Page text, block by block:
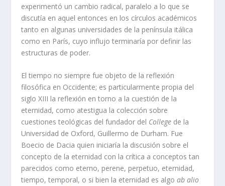
experimentó un cambio radical, paralelo a lo que se
discutía en aquel entonces en los círculos académicos
tanto en algunas universidades de la península itálica
como en París, cuyo influjo terminaría por definir las
estructuras de poder.
El tiempo no siempre fue objeto de la reflexión
filosófica en Occidente; es particularmente propia del
siglo XIII la reflexión en torno a la cuestión de la
eternidad, como atestigua la colección sobre
cuestiones teológicas del fundador del College de la
Universidad de Oxford, Guillermo de Durham. Fue
Boecio de Dacia quien iniciaría la discusión sobre el
concepto de la eternidad con la crítica a conceptos tan
parecidos como eterno, perene, perpetuo, eternidad,
tiempo, temporal, o si bien la eternidad es algoab alio